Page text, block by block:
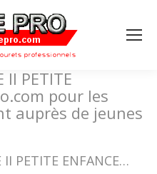
PETITE
pour les
auprès de jeunes
PETITE ENFANCE…